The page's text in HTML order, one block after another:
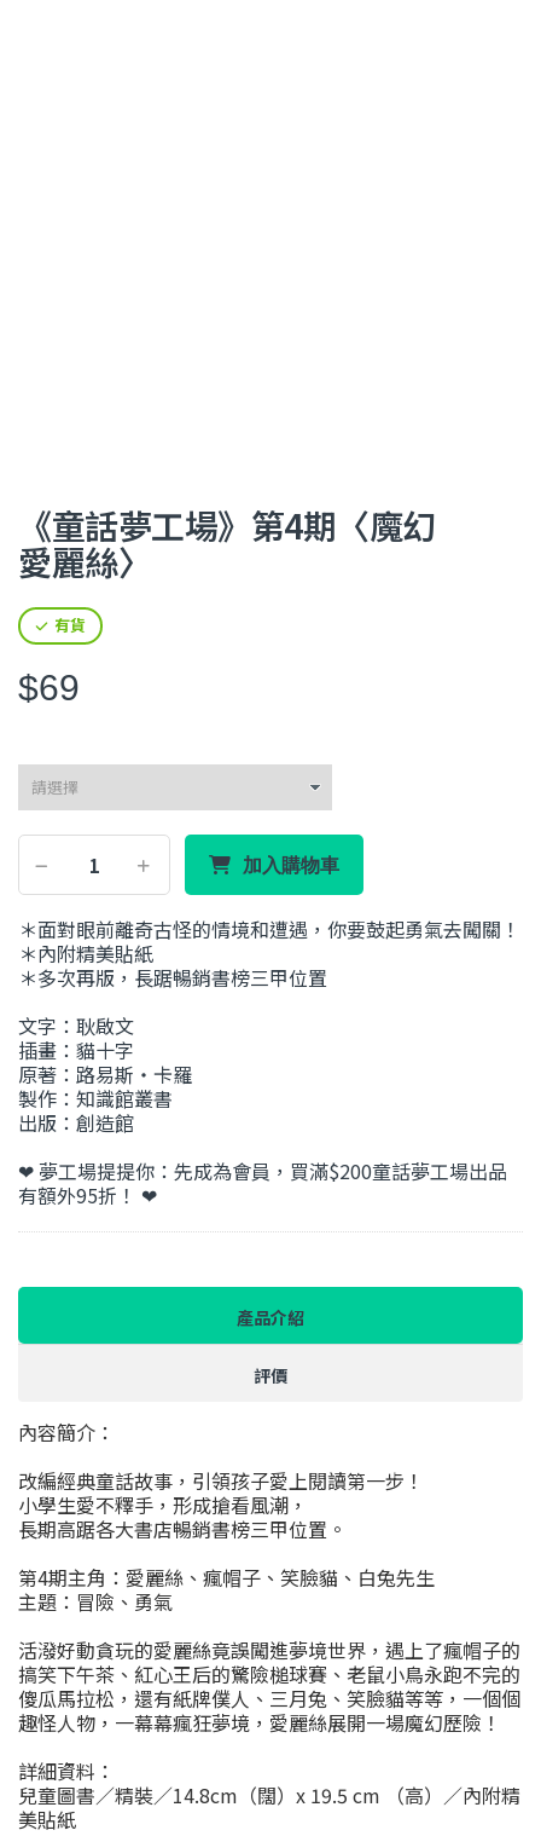
《童話夢工場》第4期〈魔幻
愛麗絲〉
有貨
$69
加入購物車
＊面對眼前離奇古怪的情境和遭遇，你要鼓起勇氣去闖關！
＊內附精美貼紙
＊多次再版，長踞暢銷書榜三甲位置
文字：耿啟文
插畫：貓十字
原著：路易斯‧卡羅
製作：知識館叢書
出版：創造館
❤ 夢工場提提你：先成為會員，買滿$200童話夢工場出品
有額外95折！ ❤
產品介紹
評價
內容簡介：
改編經典童話故事，引領孩子愛上閱讀第一步！
小學生愛不釋手，形成搶看風潮，
長期高踞各大書店暢銷書榜三甲位置。
第4期主角：愛麗絲、瘋帽子、笑臉貓、白兔先生
主題：冒險、勇氣
活潑好動貪玩的愛麗絲竟誤闖進夢境世界，遇上了瘋帽子的
搞笑下午茶、紅心王后的驚險槌球賽、老鼠小鳥永跑不完的
傻瓜馬拉松，還有紙牌僕人、三月兔、笑臉貓等等，一個個
趣怪人物，一幕幕瘋狂夢境，愛麗絲展開一場魔幻歷險！
詳細資料：
兒童圖書／精裝／14.8cm（闊）x 19.5 cm （高）／內附精
美貼紙